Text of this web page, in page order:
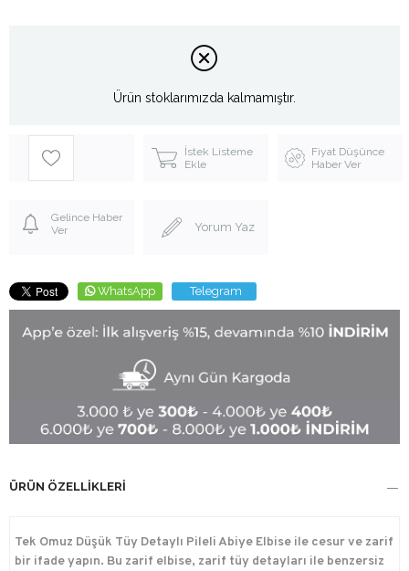
Ürün stoklarımızda kalmamıştır.
İstek Listeme
Ekle
Fiyat Düşünce
Haber Ver
Gelince Haber
Ver
Yorum Yaz
WhatsApp Telegram
ÜRÜN ÖZELLIKLERI
Tek Omuz Düşük Tüy Detaylı Pileli Abiye Elbise ile cesur ve zarif
bir ifade yapın. Bu zarif elbise, zarif tüy detayları ile benzersiz